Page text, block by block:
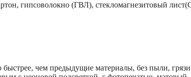
гипсоволокно (ГВЛ), стекломагнезитовый
быстрее, чем предыдущие материалы, без пыли,